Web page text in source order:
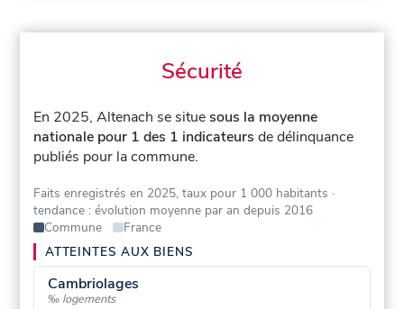
Sécurité
En 2025, Altenach se situesous la moyenne
nationale pour 1 des 1 indicateurs de délinquance
publiés pour la commune.
Faits enregistrés en 2025, taux pour 1 000 habitants ·
tendance : évolution moyenne par an depuis 2016
Commune
France
ATTEINTES AUX BIENS
Cambriolages
‰ logements